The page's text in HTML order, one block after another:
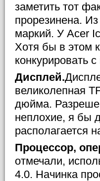
заметить тот
прорезинена.
маркий. У Acer
Хотя бы в этом
конкурировать
Дисплей.
великолепная
дюйма.
неплохие, я бы
располагается
Процессор,
отмечали,
4.0. Начинка